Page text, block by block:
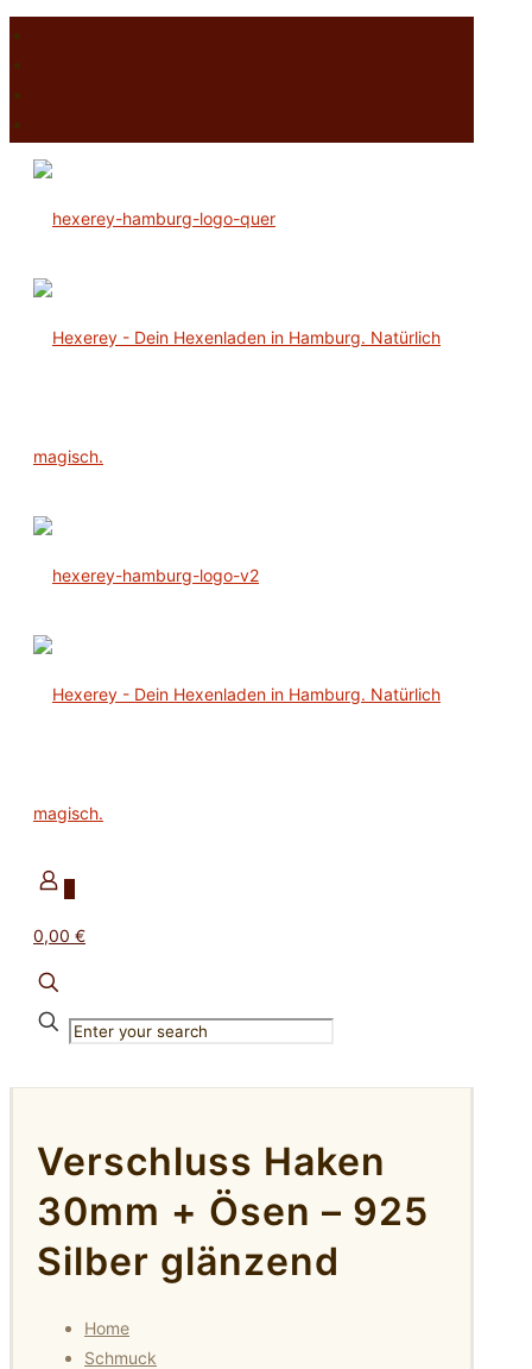
0,00 €
Verschluss Haken
30mm + Ösen – 925
Silber glänzend
Home
Schmuck